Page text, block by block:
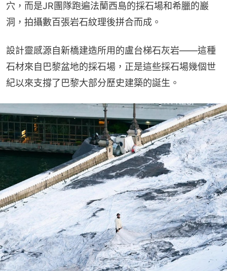
穴，而是JR團隊跑遍法蘭西島的採石場和希臘的巖
洞，拍攝數百張岩石紋理後拼合而成。
設計靈感源自新橋建造所用的盧台梯石灰岩——這種
石材來自巴黎盆地的採石場，正是這些採石場幾個世
紀以來支撐了巴黎大部分歷史建築的誕生。